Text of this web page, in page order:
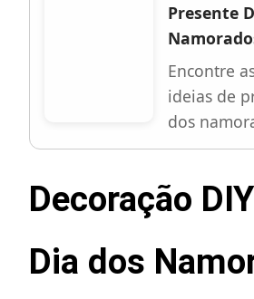
Presente
Encontre
ideias de
dos
Decoração
Dia dos